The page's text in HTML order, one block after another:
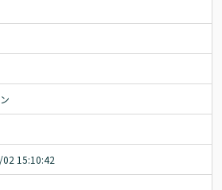
15:10:42